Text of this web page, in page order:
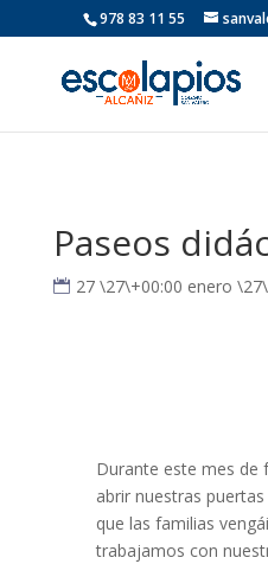
978 83 11 55
Paseos
27 \27\+00:00 enero
Durante este mes de
abrir nuestras
que las familias
trabajamos con